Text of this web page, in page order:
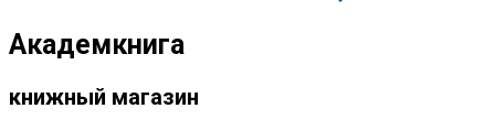
Академкнига
книжный магазин